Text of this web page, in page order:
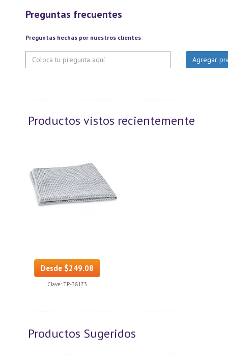
Preguntas frecuentes
Preguntas hechas por nuestros clientes
Productos vistos recientemente
Desde $249.08
Clave: TP-38173
Productos Sugeridos